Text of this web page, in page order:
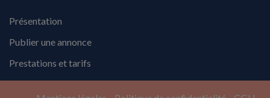
Présentation
Publier une annonce
Prestations et tarifs